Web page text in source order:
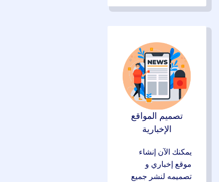
تصميم المواقع
الإخبارية
يمكنك الآن إنشاء
موقع إخباري و
تصميمه لنشر جميع